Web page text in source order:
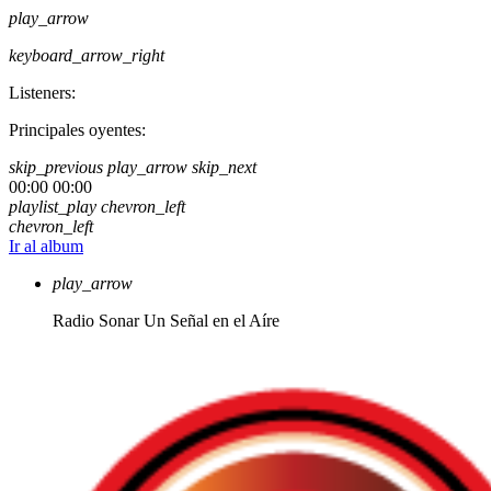
play_arrow
keyboard_arrow_right
Listeners:
Principales oyentes:
skip_previous play_arrow skip_next
00:00 00:00
playlist_play chevron_left
chevron_left
Ir al album
play_arrow
Radio Sonar Un Señal en el Aíre